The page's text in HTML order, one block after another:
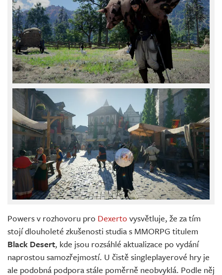
Powers v rozhovoru pro Dexerto vysvětluje, že za tím
stojí dlouholeté zkušenosti studia s MMORPG titulem
Black Desert, kde jsou rozsáhlé aktualizace po vydání
naprostou samozřejmostí. U čistě singleplayerové hry je
ale podobná podpora stále poměrně neobvyklá. Podle něj